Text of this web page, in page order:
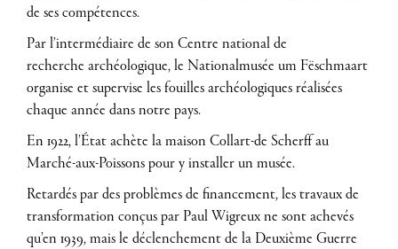
de ses compétences.
Par l’intermédiaire de son Centre national de
recherche archéologique, le Nationalmusée um Fëschmaart
organise et supervise les fouilles archéologiques réalisées
chaque année dans notre pays.
En 1922, l’État achète la maison Collart-de Scherff au
Marché-aux-Poissons pour y installer un musée.
Retardés par des problèmes de financement, les travaux de
transformation conçus par Paul Wigreux ne sont achevés
qu’en 1939, mais le déclenchement de la Deuxième Guerre